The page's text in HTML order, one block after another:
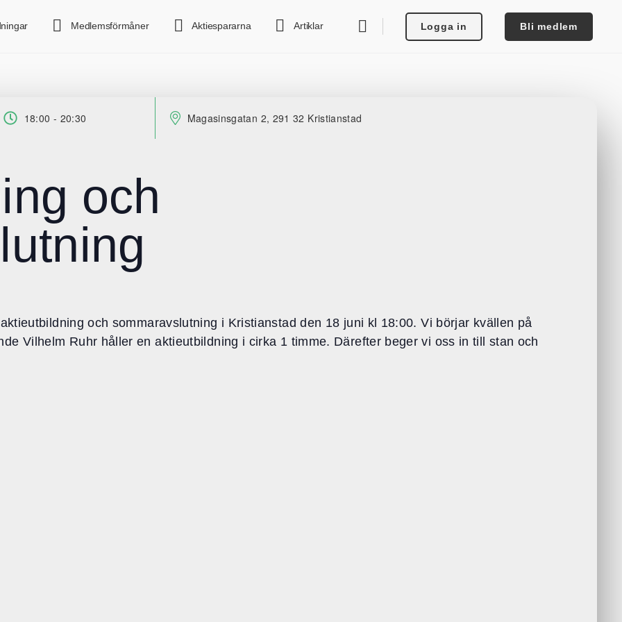
Medlemsförmåner Aktiespararna Artiklar Logga in Bli medlem
Tid:
18:00 - 20:30
Plats:
Magasinsgatan 2, 291 32 Kristianstad
och
och sommaravslutning i Kristianstad den 18 juni kl 18:00. Vi börjar kvällen på
Vilhelm Ruhr håller en aktieutbildning i cirka 1 timme. Därefter beger vi oss in till stan och